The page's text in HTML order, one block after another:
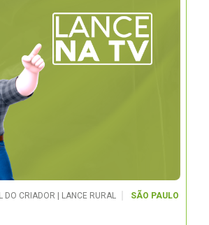
DO CRIADOR | LANCE RURAL
SÃO PAULO